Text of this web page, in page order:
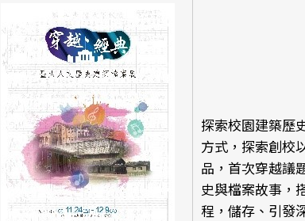
探索校園建築歷
方式，探索創校
品，首次穿越議
史與檔案故事，
程，儲存、引發